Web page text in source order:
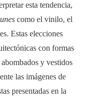
esta tendencia,
como el vinilo, el
Estas elecciones
con formas
y vestidos
las imágenes de
presentadas en la